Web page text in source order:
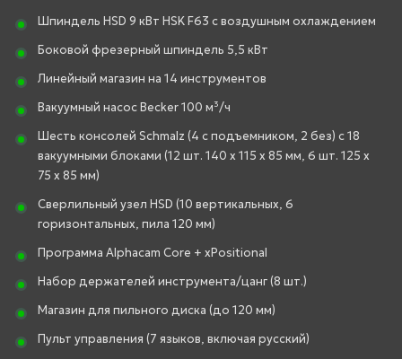
Шпиндель HSD 9 кВт HSK F63 с воздушным охлаждением
Боковой фрезерный шпиндель 5,5 кВт
Линейный магазин на 14 инструментов
Вакуумный насос Becker 100 м³/ч
Шесть консолей Schmalz (4 с подъемником, 2 без) с 18
вакуумными блоками (12 шт. 140 x 115 x 85 мм, 6 шт. 125 x
75 x 85 мм)
Сверлильный узел HSD (10 вертикальных, 6
горизонтальных, пила 120 мм)
Программа Alphacam Core + xPositional
Набор держателей инструмента/цанг (8 шт.)
Магазин для пильного диска (до 120 мм)
Пульт управления (7 языков, включая русский)